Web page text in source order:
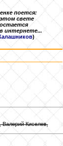
поется:
свете
интернете...
)
Валерий Киселев,